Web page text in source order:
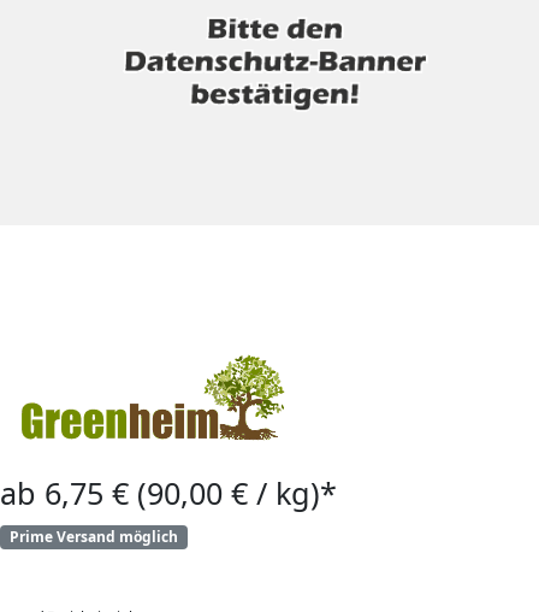
ab 6,75 € (90,00 € / kg)*
Prime Versand möglich